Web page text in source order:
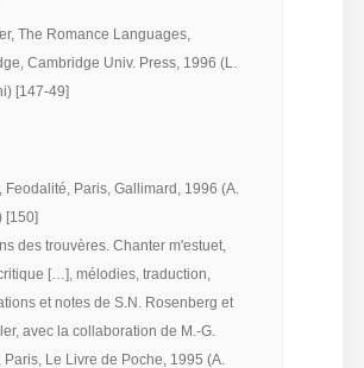
The Romance Languages,
Cambridge Univ. Press, 1996 (L.
[147-49]
Feodalité, Paris, Gallimard, 1996 (A.
[150]
des trouvères. Chanter m'estuet,
[…], mélodies, traduction,
et notes de S.N. Rosenberg et
avec la collaboration de M.-G.
Paris, Le Livre de Poche, 1995 (A.